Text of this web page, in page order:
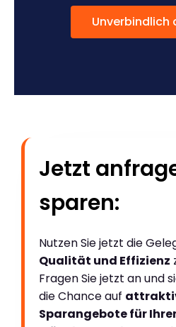
Unverbindlich
Jetzt
sparen:
Nutzen Sie jetzt die
Qualität und Effizienz
Fragen Sie jetzt an und
die Chance auf
Sparangebote für